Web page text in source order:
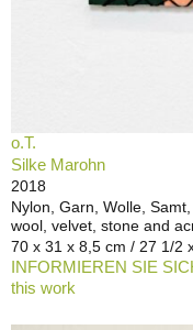
o.T.
Silke Marohn
2018
Nylon, Garn, Wolle,
wool, velvet, stone and
70 x 31 x 8,5 cm / 27 1/2
INFORMIEREN SIE
this work